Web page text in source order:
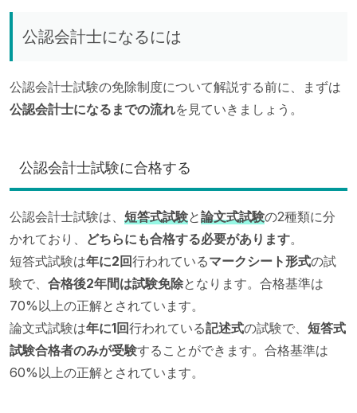
公認会計士になるには
公認会計士試験の免除制度について解説する前に、まずは
公認会計士になるまでの流れを見ていきましょう。
公認会計士試験に合格する
公認会計士試験は、 短答式試験と論文式試験の2種類に分
かれており、 どちらにも合格する必要があります。
短答式試験は年に2回行われているマークシート形式の試
験で、 合格後2年間は試験免除となります。合格基準は
70%以上の正解とされています。
論文式試験は年に1回行われている記述式の試験で、 短答式
試験合格者のみが受験することができます。合格基準は
60%以上の正解とされています。